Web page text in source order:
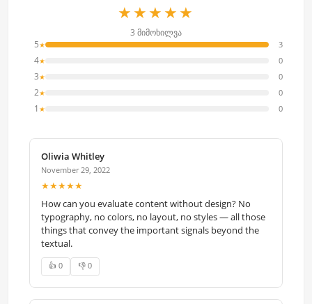
★★★★★
3 მიმოხილვა
5★ 3
4★ 0
3★ 0
2★ 0
1 ★ 0
Oliwia Whitley
November 29, 2022
★★★★★
How can you evaluate content without design? No
typography, no colors, no layout, no styles — all those
things that convey the important signals beyond the
textual.
👍 0 👎 0